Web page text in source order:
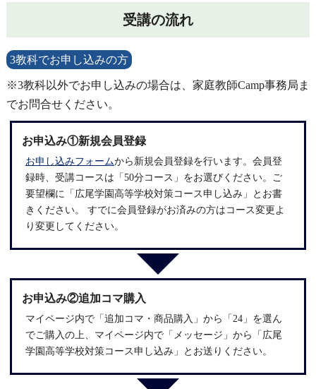
受講の流れ
3教科でお申し込みの方
※3教科以外でお申し込みの場合は、家庭教師Camp事務局ま
でお問合せください。
お申込み①新規会員登録
お申し込みフォームから新規会員登録を行います。会員登
録時、受講コースは「50分コース」をお選びください。ご
要望欄に「広尾学園高等学校対策コース申し込み」とお書
きください。 すでに会員登録がお済みの方はコース変更よ
り変更してください。
お申込み②追加コマ購入
マイページ内で「追加コマ・商品購入」から「24」を選ん
でご購入の上、マイページ内で「メッセージ」から「広尾
学園高等学校対策コース申し込み」とお送りください。